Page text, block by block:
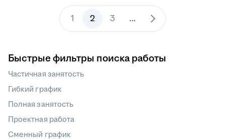
1 2 3 ...
Быстрые фильтры поиска работы
Частичная занятость
Гибкий график
Полная занятость
Проектная работа
Сменный график